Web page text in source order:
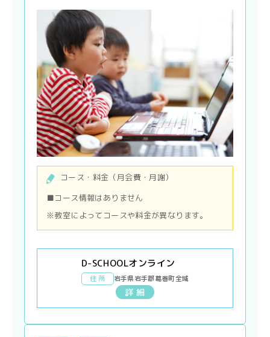
コース・料金（月会費・月謝）
■コース情報はありません
※教室によってコースや料金が異なります。
D-SCHOOLオンライン
住 所 岩手県岩手郡葛巻町全域
詳 細